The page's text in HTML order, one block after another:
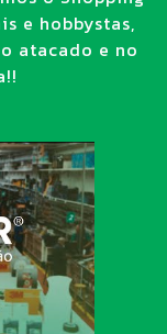
e hobbystas,
atacado e no